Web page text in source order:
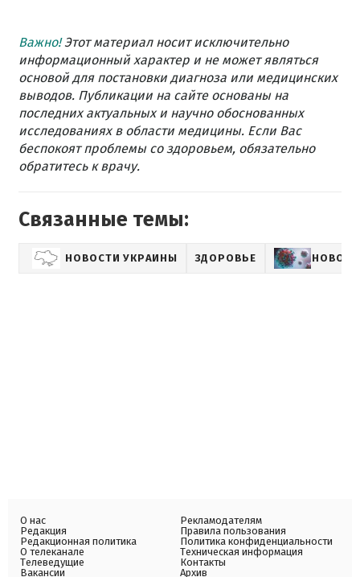
Важно!Этот материал носит исключительно
информационный характер и не может являться
основой для постановки диагноза или медицинских
выводов. Публикации на сайте основаны на
последних актуальных и научно обоснованных
исследованиях в области медицины. Если Вас
беспокоят проблемы со здоровьем, обязательно
обратитесь к врачу.
Связанные темы:
НОВОСТИ УКРАИНЫ ЗДОРОВЬЕ
О нас
Редакция
Редакционная политика
О телеканале
Телеведущие
Вакансии
Рекламодателям
Правила пользования
Политика конфиденциальности
Техническая информация
Контакты
Архив